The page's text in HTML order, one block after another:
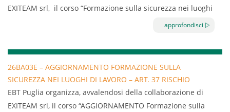
EXITEAM srl, il corso “Formazione sulla sicurezza nei luoghi
di lavoro – Art.37 rischio basso” della durata di 8 ore.
n. 59/CSR – 17 aprile 2025, permette di assolvere agli
81/2008 e s.m.i. a carico di tutto il personale dipendente di
imprese classificate a rischio basso.
approfondisci
26BA03E – AGGIORNAMENTO FORMAZIONE SULLA
SICUREZZA NEI LUOGHI DI LAVORO – ART. 37 RISCHIO
BASSO – 02.02.2026 – 03.02.2026 – BARI
EBT Puglia organizza, avvalendosi della collaborazione di
EXITEAM srl, il corso “AGGIORNAMENTO Formazione sulla